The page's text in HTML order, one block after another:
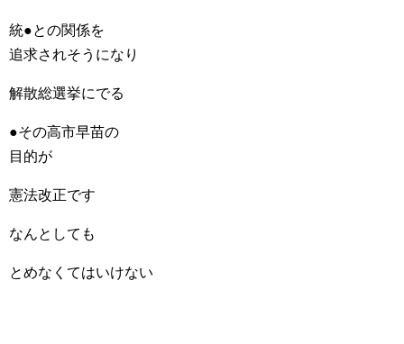
統●との関係を
追求されそうになり
解散総選挙にでる
●その高市早苗の
目的が
憲法改正です
なんとしても
とめなくてはいけない